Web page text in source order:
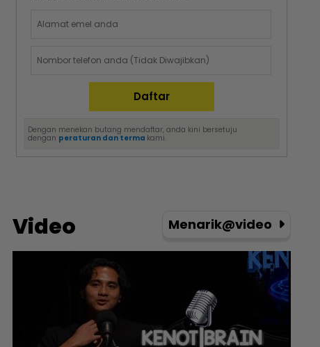
Dengan menekan butang mendaftar, anda kini bersetuju
dengan peraturan dan terma kami.
Video Menarik@video